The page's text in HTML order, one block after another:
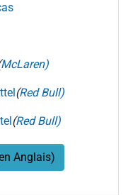
McLaren)
(Red Bull)
(Red Bull)
Anglais)